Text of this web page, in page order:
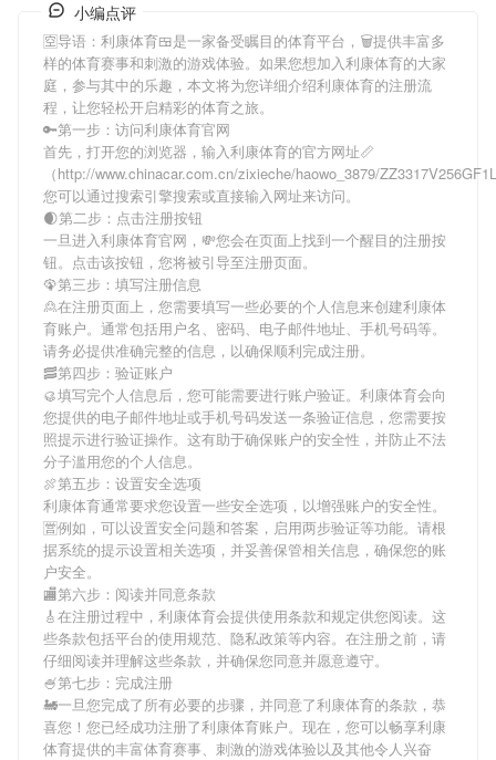
小编点评
🈳导语： 利康体育🍱是一家备受瞩目的体育平台，🗑提供丰富多
样的体育赛事和刺激的游戏体验。如果您想加入利康体育的大家
庭，参与其中的乐趣，本文将为您详细介绍利康体育的注册流
程，让您轻松开启精彩的体育之旅。
🔑第一步：访问利康体育官网
首先，打开您的浏览器，输入利康体育的官方网址📏
（http://www.chinacar.com.cn/zixieche/haowo_3879/
您可以通过搜索引擎搜索或直接输入网址来访问。
🌒第二步：点击注册按钮
一旦进入利康体育官网，💸您会在页面上找到一个醒目的注册按
钮。点击该按钮，您将被引导至注册页面。
🦚第三步：填写注册信息
🙎在注册页面上，您需要填写一些必要的个人信息来创建利康体
育账户。通常包括用户名、密码、电子邮件地址、手机号码等。
请务必提供准确完整的信息，以确保顺利完成注册。
🥓第四步：验证账户
🥮填写完个人信息后，您可能需要进行账户验证。 利康体育会向
您提供的电子邮件地址或手机号码发送一条验证信息，您需要按
照提示进行验证操作。这有助于确保账户的安全性，并防止不法
分子滥用您的个人信息。
🍖第五步：设置安全选项
利康体育通常要求您设置一些安全选项，以增强账户的安全性。
🈺例如，可以设置安全问题和答案，启用两步验证等功能。请根
据系统的提示设置相关选项，并妥善保管相关信息，确保您的账
户安全。
🏬第六步：阅读并同意条款
🎸在注册过程中， 利康体育会提供使用条款和规定供您阅读。这
些条款包括平台的使用规范、隐私政策等内容。在注册之前，请
仔细阅读并理解这些条款，并确保您同意并愿意遵守。
🍧第七步：完成注册
🚂一旦您完成了所有必要的步骤，并同意了利康体育的条款，恭
喜您！您已经成功注册了利康体育账户。现在，您可以畅享利康
体育提供的丰富体育赛事、刺激的游戏体验以及其他令人兴奋